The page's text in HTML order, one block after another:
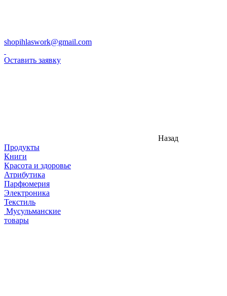
shopihlaswork@gmail.com
Оставить заявку
Назад
Продукты
Книги
Красота и здоровье
Атрибутика
Парфюмерия
Электроника
Текстиль
Мусульманские
товары